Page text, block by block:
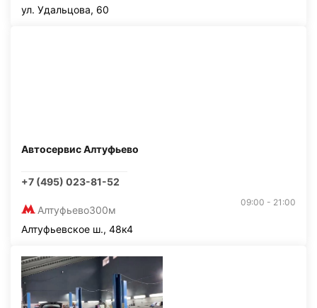
ул. Удальцова, 60
Автосервис Алтуфьево
+7 (495) 023-81-52
Алтуфьево300м
09:00 - 21:00
Алтуфьевское ш., 48к4